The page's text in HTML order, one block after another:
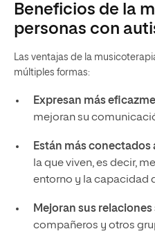
Beneficios de la
personas con
Las ventajas de la
múltiples formas:
Expresan más
mejoran su
Están más
la que viven, es decir,
entorno y la capacidad
Mejoran sus relaciones
compañeros y otros